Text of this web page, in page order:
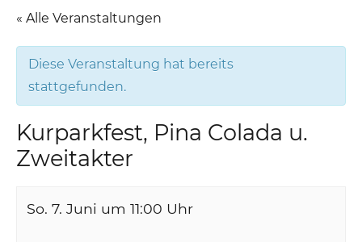
« Alle Veranstaltungen
Diese Veranstaltung hat bereits
stattgefunden.
Kurparkfest, Pina Colada u.
Zweitakter
So. 7. Juni um 11:00 Uhr